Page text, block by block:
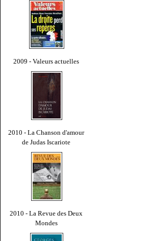
2009 - Valeurs actuelles
2010 - La Chanson d'amour
de Judas Iscariote
2010 - La Revue des Deux
Mondes